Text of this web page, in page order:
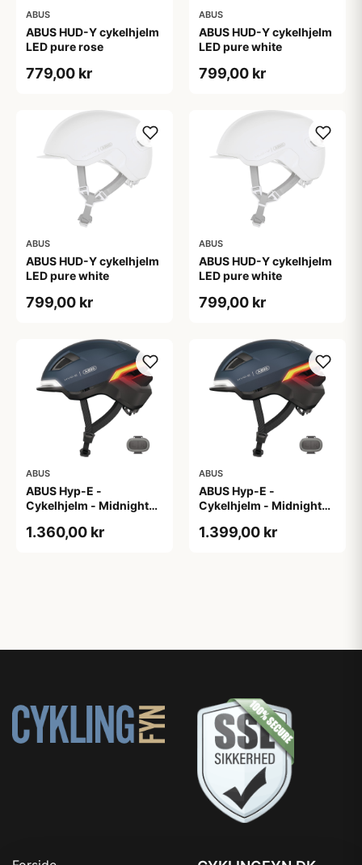
ABUS
ABUS HUD-Y cykelhjelm
LED pure rose
779,00 kr
ABUS
ABUS HUD-Y cykelhjelm
LED pure white
799,00 kr
ABUS
ABUS HUD-Y cykelhjelm
LED pure white
799,00 kr
ABUS
ABUS HUD-Y cykelhjelm
LED pure white
799,00 kr
ABUS
ABUS Hyp-E -
Cykelhjelm - Midnight
1.360,00 kr
ABUS
ABUS Hyp-E -
Cykelhjelm - Midnight
1.399,00 kr